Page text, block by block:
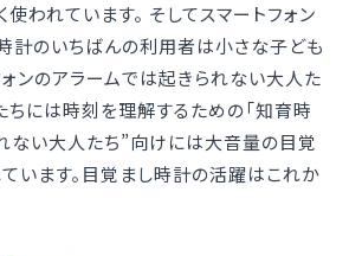
われています。 そしてスマートフォン
計のいちばんの利用者は小さな子ども
ォンのアラームでは起きられない大人た
ちには時刻を理解するための「知育時
ない大人たち”向けには大音量の目覚
います。目覚まし時計の活躍はこれか